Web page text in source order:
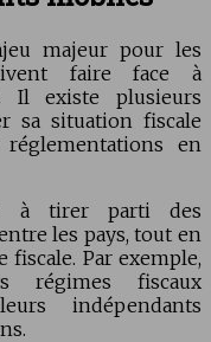
majeur pour les
faire face à
Il existe plusieurs
sa situation fiscale
en
à tirer parti des
les pays, tout en
fiscale. Par exemple,
régimes fiscaux
indépendants